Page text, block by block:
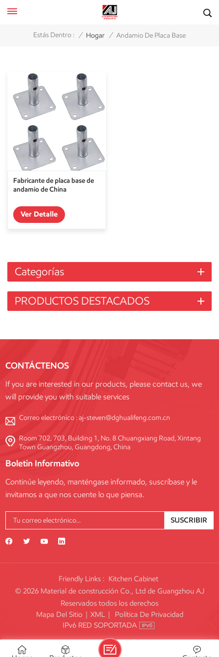
Estás Dentro : / Hogar / Andamio De Placa Base
Fabricante de placa base de
andamio de China
Ver Detalle
Categorías
PRODUCTOS DESTACADOS
CONTÁCTENOS
If you are interested in our products, please contact us, we
will provide you with suitable services
Correo electrónico :aj-steven@dghualifeng.com.cn
Room 702, 703, Building 1, No. 8 Chuangxiang Road, Xintang
Town Guangzhou, Guangdong, China
Boletin Informativo
Continúe leyendo, manténgase informado, suscríbase y le
invitamos a que nos cuente lo que piensa.
SUSCRIBIR
Friendly Links : Kitchen Cabinet
© 2026 Material de construcción Co., Ltd de Guangzhou AJ
Reservados todos los derechos
Mapa Del Sitio | XML |
Política De Privacidad
IPv6 RED SOPORTADA